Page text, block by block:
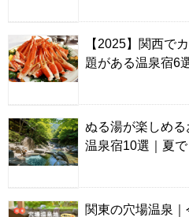
【2025】関西で
題がある温泉宿6
ぬる湯が楽しめる
温泉宿10選｜夏
関東の穴場温泉